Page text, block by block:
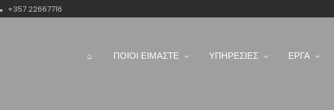
+357 22667716
⌂ ΠΟΙΟΙ ΕΙΜΑΣΤΕ ΥΠΗΡΕΣΙΕΣ ΕΡΓΑ